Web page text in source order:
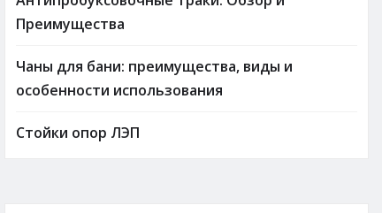
Преимущества
Чаны для бани: преимущества, виды и
особенности использования
Стойки опор ЛЭП